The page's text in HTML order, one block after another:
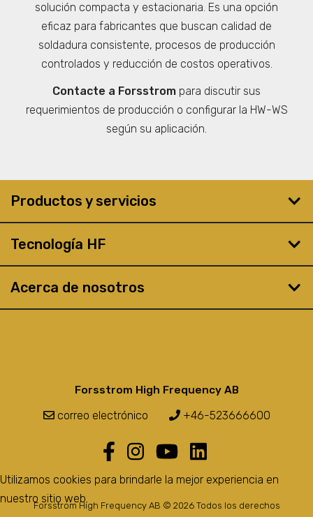
solución compacta y estacionaria. Es una opción
eficaz para fabricantes que buscan calidad de
soldadura consistente, procesos de producción
controlados y reducción de costos operativos.
Contacte a Forsstrom para discutir sus
requerimientos de producción o configurar la HW-WS
según su aplicación.
Productos y servicios
Tecnología HF
Acerca de nosotros
Forsstrom High Frequency AB
correo electrónico +46-523666600
Forsstrom High Frequency AB © 2026 Todos los derechos
Utilizamos cookies para brindarle la mejor experiencia en
nuestro sitio web.